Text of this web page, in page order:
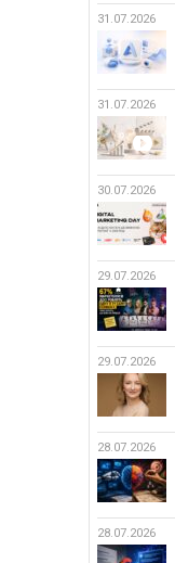
31.07.2026
31.07.2026
30.07.2026
29.07.2026
29.07.2026
28.07.2026
28.07.2026